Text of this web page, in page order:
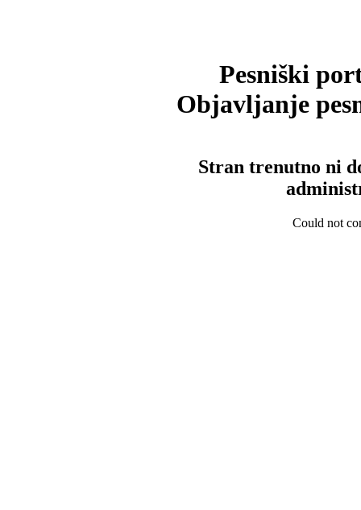
Pesniški
Objavljanje
Stran trenutno ni
Could not